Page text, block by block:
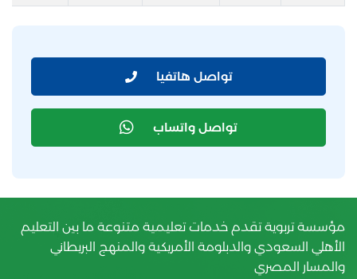
تواصل هاتفيا
تواصل واتساب
مؤسسة تربوية تقدم خدمات تعليمية متنوعة ما بين التعليم
الأهلي السعودي والدبلومة الأمريكية والمنهج البريطاني
والمسار المصري